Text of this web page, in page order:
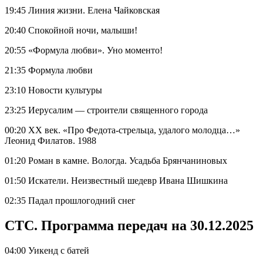
19:45 Линия жизни. Елена Чайковская
20:40 Спокойной ночи, малыши!
20:55 «Формула любви». Уно моменто!
21:35 Формула любви
23:10 Новости культуры
23:25 Иерусалим — строители священного города
00:20 ХX век. «Про Федота-стрельца, удалого молодца…»
Леонид Филатов. 1988
01:20 Роман в камне. Вологда. Усадьба Брянчаниновых
01:50 Искатели. Неизвестный шедевр Ивана Шишкина
02:35 Падал прошлогодний снег
СТС. Программа передач на 30.12.2025
04:00 Уикенд с батей